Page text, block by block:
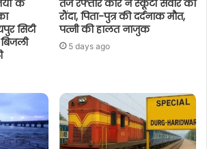
के
सिटी
तेज रफ्तार कार ने स्कूटी सवार को
रौंदा, पिता-पुत्र की दर्दनाक मौत,
पत्नी की हालत नाजुक
5 days ago